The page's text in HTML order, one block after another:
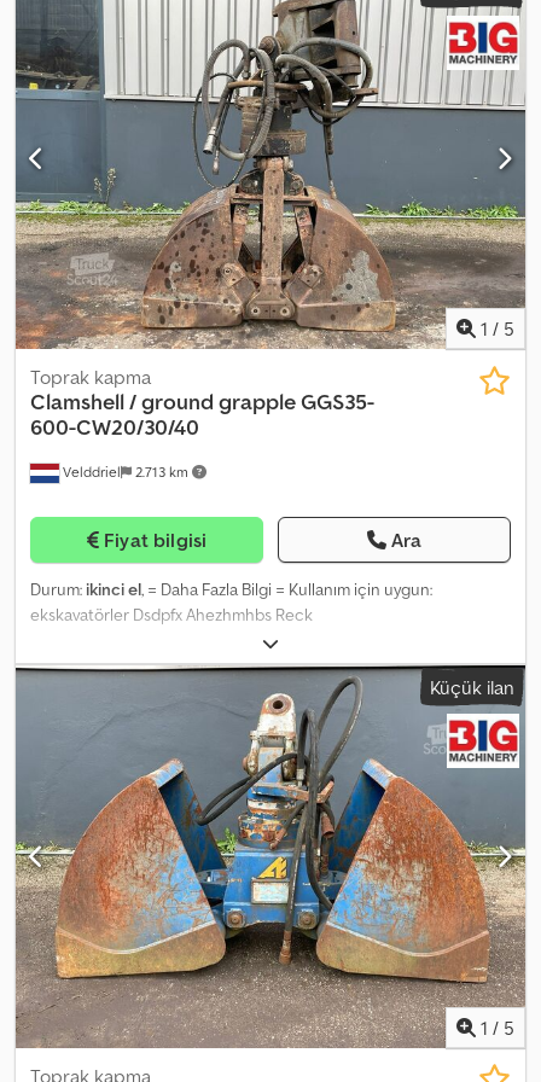
1 / 5
Velddriel 2.713 km
Toprak kapma
Clamshell / ground grapple GGS35-
600-CW20/30/40
Fiyat bilgisi Ara
Durum: ikinci el, = Daha Fazla Bilgi = Kullanım için uygun:
ekskavatörler Dsdpfx Ahezhmhbs Reck
Küçük ilan
1 / 5
Toprak kapma